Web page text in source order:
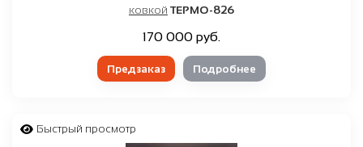
ковкой ТЕРМО-826
170 000 руб.
Предзаказ Подробнее
Быстрый просмотр